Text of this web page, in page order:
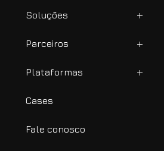
Soluções
Parceiros
Plataformas
Cases
Fale conosco